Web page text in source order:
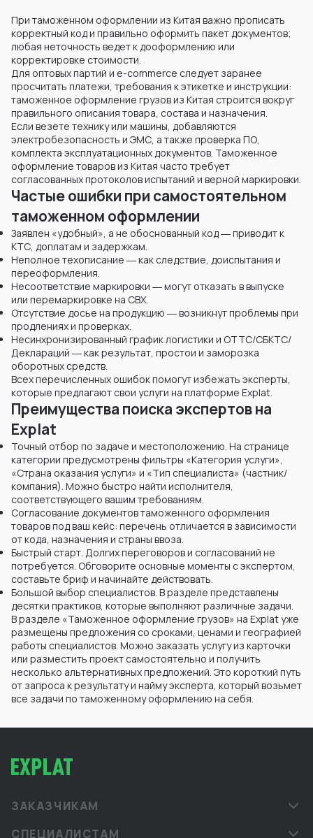
При таможенном оформлении из Китая важно прописать
корректный код и правильно оформить пакет документов;
любая неточность ведет к дооформлению или
корректировке стоимости.
Для оптовых партий и e-commerce следует заранее
просчитать платежи, требования к этикетке и инструкции:
таможенное оформление грузов из Китая строится вокруг
правильного описания товара, состава и назначения.
Если везете технику или машины, добавляются
электробезопасность и ЭМС, а также проверка ПО,
комплекта эксплуатационных документов. Таможенное
оформление товаров из Китая часто требует
согласованных протоколов испытаний и верной маркировки.
Частые ошибки при самостоятельном
таможенном оформлении
Заявлен «удобный», а не обоснованный код ― приводит к
KТС, доплатам и задержкам.
Неполное техописание ― как следствие, доиспытания и
переоформления.
Несоответствие маркировки ― могут отказать в выпуске
или перемаркировке на СВХ.
Отсутствие досье на продукцию ― возникнут проблемы при
продлениях и проверках.
Несинхронизированный график логистики и ОТТС/СБКТС/
Деклараций ― как результат, простои и заморозка
оборотных средств.
Всех перечисленных ошибок помогут избежать эксперты,
которые предлагают свои услуги на платформе Explat.
Преимущества поиска экспертов на
Explat
Точный отбор по задаче и местоположению. На странице
категории предусмотрены фильтры «Категория услуги»,
«Страна оказания услуги» и «Тип специалиста» (частник/
компания). Можно быстро найти исполнителя,
соответствующего вашим требованиям.
Согласование документов таможенного оформления
товаров под ваш кейс: перечень отличается в зависимости
от кода, назначения и страны ввоза.
Быстрый старт. Долгих переговоров и согласований не
потребуется. Обговорите основные моменты с экспертом,
составьте бриф и начинайте действовать.
Большой выбор специалистов. В разделе представлены
десятки практиков, которые выполняют различные задачи.
В разделе «Таможенное оформление грузов» на Explat уже
размещены предложения со сроками, ценами и географией
работы специалистов. Можно заказать услугу из карточки
или разместить проект самостоятельно и получить
несколько альтернативных предложений. Это короткий путь
от запроса к результату и найму эксперта, который возьмет
все задачи по таможенному оформлению на себя.
ЗАКАЗЧИКАМ
СПЕЦИАЛИСТАМ